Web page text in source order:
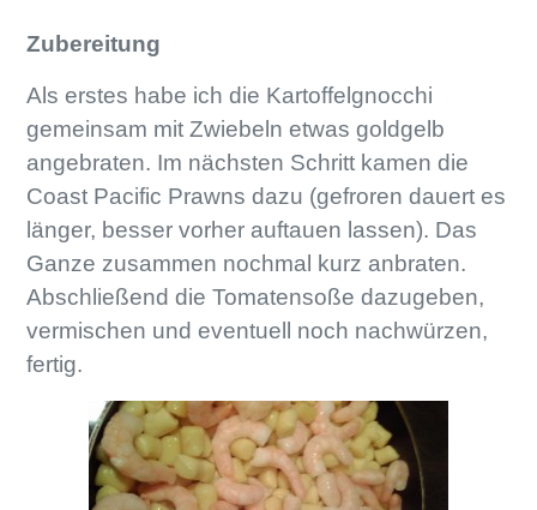
Zubereitung
Als erstes habe ich die Kartoffelgnocchi
gemeinsam mit Zwiebeln etwas goldgelb
angebraten. Im nächsten Schritt kamen die
Coast Pacific Prawns dazu (gefroren dauert es
länger, besser vorher auftauen lassen). Das
Ganze zusammen nochmal kurz anbraten.
Abschließend die Tomatensoße dazugeben,
vermischen und eventuell noch nachwürzen,
fertig.